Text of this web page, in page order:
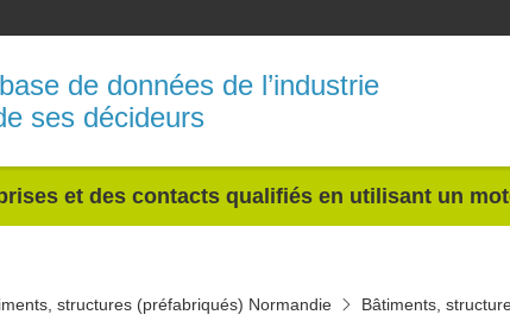
de données de l’industrie
ses décideurs
et des contacts qualifiés en utilisant un
structures (préfabriqués) Normandie
Bâtiments,